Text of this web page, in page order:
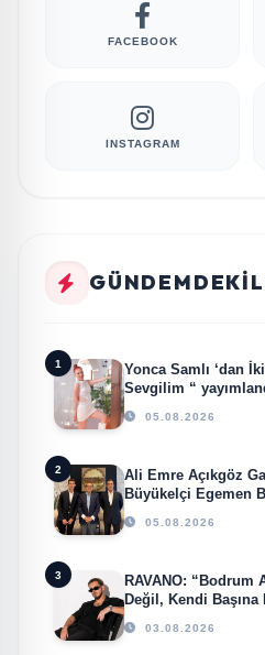
FACEBOOK
INSTAGRAM
1
Yonca Samlı ‘dan
Sevgilim “
05.08.2026
2
Ali Emre Açıkgöz
Büyükelçi Egemen
05.08.2026
3
RAVANO: “Bodrum
Değil, Kendi Başına
03.08.2026